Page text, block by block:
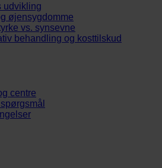
udvikling
øjensygdomme
vs. synsevne
behandling og kosttilskud
centre